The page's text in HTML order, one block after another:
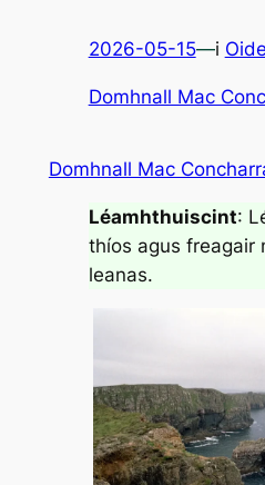
2026-05-15—i
Domhnall Mac
Domhnall Mac
Léamhthuiscint:
thíos agus freagair
leanas.